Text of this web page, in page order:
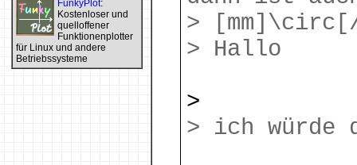
FunkyPlot:
Kostenloser und
quelloffener
Funktionenplotter
für Linux und andere
Betriebssysteme
>
> Hallo
>
> ich würde